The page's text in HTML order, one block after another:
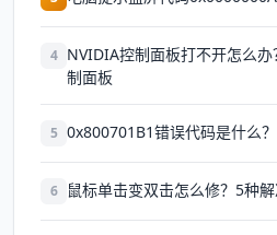
4 NVIDIA控制面板打不开怎么
制面板
5 0x800701B1错误代码是什么
6 鼠标单击变双击怎么修？5种